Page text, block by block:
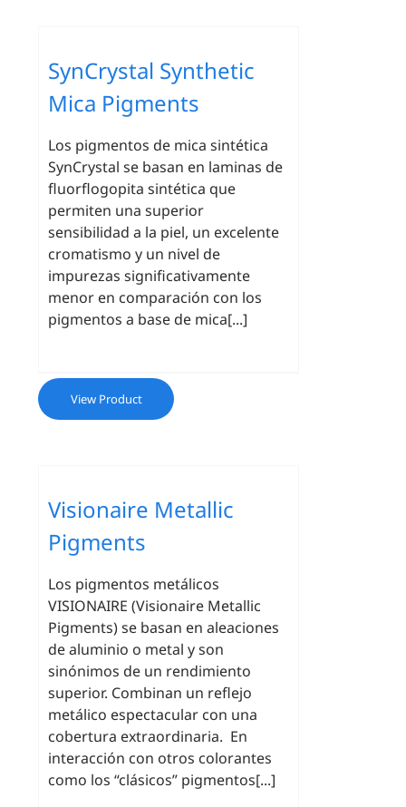
SynCrystal Synthetic
Mica Pigments
Los pigmentos de mica sintética
SynCrystal se basan en laminas de
fluorflogopita sintética que
permiten una superior
sensibilidad a la piel, un excelente
cromatismo y un nivel de
impurezas significativamente
menor en comparación con los
pigmentos a base de mica[...]
View Product
Visionaire Metallic
Pigments
Los pigmentos metálicos
VISIONAIRE (Visionaire Metallic
Pigments) se basan en aleaciones
de aluminio o metal y son
sinónimos de un rendimiento
superior. Combinan un reflejo
metálico espectacular con una
cobertura extraordinaria. En
interacción con otros colorantes
como los “clásicos” pigmentos[...]